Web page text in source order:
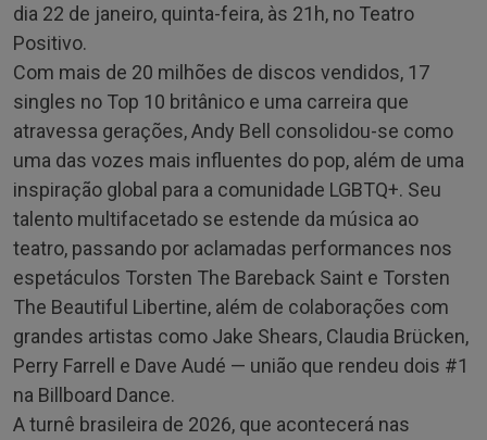
dia 22 de janeiro, quinta-feira, às 21h, no Teatro
Positivo.
Com mais de 20 milhões de discos vendidos, 17
singles no Top 10 britânico e uma carreira que
atravessa gerações, Andy Bell consolidou-se como
uma das vozes mais influentes do pop, além de uma
inspiração global para a comunidade LGBTQ+. Seu
talento multifacetado se estende da música ao
teatro, passando por aclamadas performances nos
espetáculos Torsten The Bareback Saint e Torsten
The Beautiful Libertine, além de colaborações com
grandes artistas como Jake Shears, Claudia Brücken,
Perry Farrell e Dave Audé — união que rendeu dois #1
na Billboard Dance.
A turnê brasileira de 2026, que acontecerá nas